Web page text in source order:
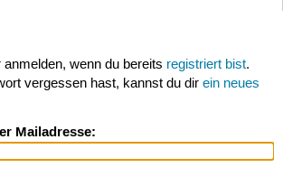
wenn du bereits registriert bist.
vergessen hast, kannst du dir ein neues
Mailadresse: